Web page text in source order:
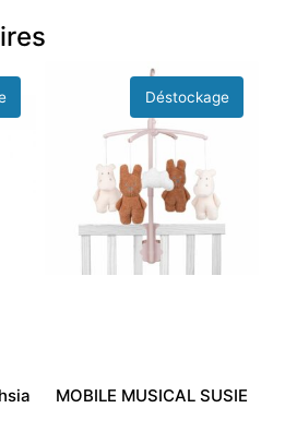
MOBILE MUSICAL SUSIE